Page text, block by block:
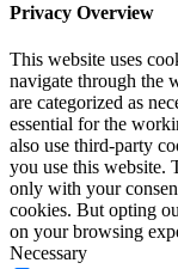
Privacy Overview
This website uses
navigate through the
are categorized as
essential for the
also use third-party
you use this website.
only with your
cookies. But opting
on your browsing
Necessary